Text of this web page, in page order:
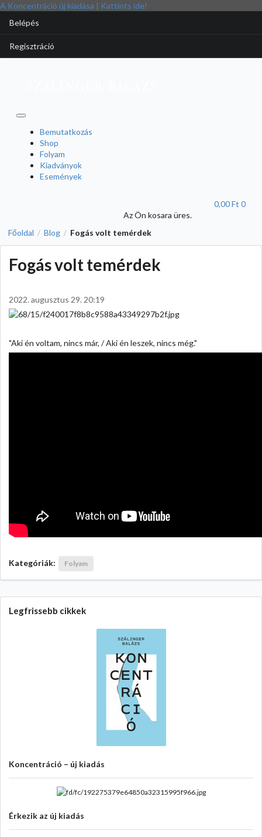
A Koncentráció új kiadása | Kattints ide!
Belépés
Regisztráció
Bemutatkozás
Shop
Folyam
Kiadványok
Események
0,00 Ft 0
Az Ön kosara üres.
Főoldal / Blog / Fogás volt temérdek
Fogás volt temérdek
2022. augusztus 29. 20:19
"Aki én voltam, nincs már, / Aki én leszek, nincs még."
Kategóriák: Folyam
Legfrissebb cikkek
Koncentráció – új kiadás
Érkezik az új kiadás